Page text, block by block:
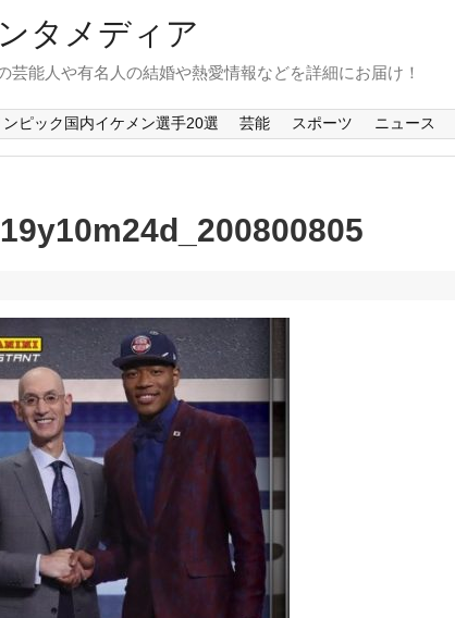
タメディア
芸能人や有名人の結婚や熱愛情報などを詳細にお届け！
ピック国内イケメン選手20選 芸能 スポーツ ニュース